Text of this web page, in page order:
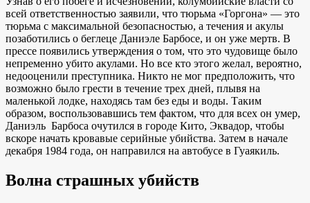
всей ответственностью заявили, что тюрьма «Горгона» — это
тюрьма с максимальной безопасностью, а течения и акулы
позаботились о беглеце Даниэле Барбосе, и он уже мертв. В
прессе появились утверждения о том, что это чудовище было
непременно убито акулами. Но все кто этого желал, вероятно,
недооценили преступника. Никто не мог предположить, что
возможно было грести в течение трех дней, плывя на
маленькой лодке, находясь там без еды и воды. Таким
образом, воспользовавшись тем фактом, что для всех он умер,
Даниэль Барбоса очутился в городе Кито, Эквадор, чтобы
вскоре начать кровавые серийные убийства. Затем в начале
декабря 1984 года, он направился на автобусе в Гуаякиль.
Волна страшных убийств